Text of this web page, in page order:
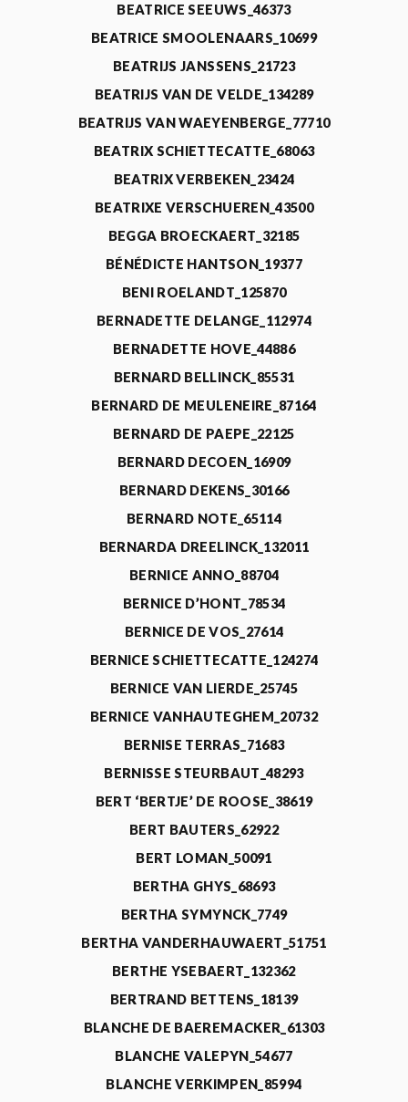
BEATRICE SEEUWS_46373
BEATRICE SMOOLENAARS_10699
BEATRIJS JANSSENS_21723
BEATRIJS VAN DE VELDE_134289
BEATRIJS VAN WAEYENBERGE_77710
BEATRIX SCHIETTECATTE_68063
BEATRIX VERBEKEN_23424
BEATRIXE VERSCHUEREN_43500
BEGGA BROECKAERT_32185
BÉNÉDICTE HANTSON_19377
BENI ROELANDT_125870
BERNADETTE DELANGE_112974
BERNADETTE HOVE_44886
BERNARD BELLINCK_85531
BERNARD DE MEULENEIRE_87164
BERNARD DE PAEPE_22125
BERNARD DECOEN_16909
BERNARD DEKENS_30166
BERNARD NOTE_65114
BERNARDA DREELINCK_132011
BERNICE ANNO_88704
BERNICE D’HONT_78534
BERNICE DE VOS_27614
BERNICE SCHIETTECATTE_124274
BERNICE VAN LIERDE_25745
BERNICE VANHAUTEGHEM_20732
BERNISE TERRAS_71683
BERNISSE STEURBAUT_48293
BERT ‘BERTJE’ DE ROOSE_38619
BERT BAUTERS_62922
BERT LOMAN_50091
BERTHA GHYS_68693
BERTHA SYMYNCK_7749
BERTHA VANDERHAUWAERT_51751
BERTHE YSEBAERT_132362
BERTRAND BETTENS_18139
BLANCHE DE BAEREMACKER_61303
BLANCHE VALEPYN_54677
BLANCHE VERKIMPEN_85994